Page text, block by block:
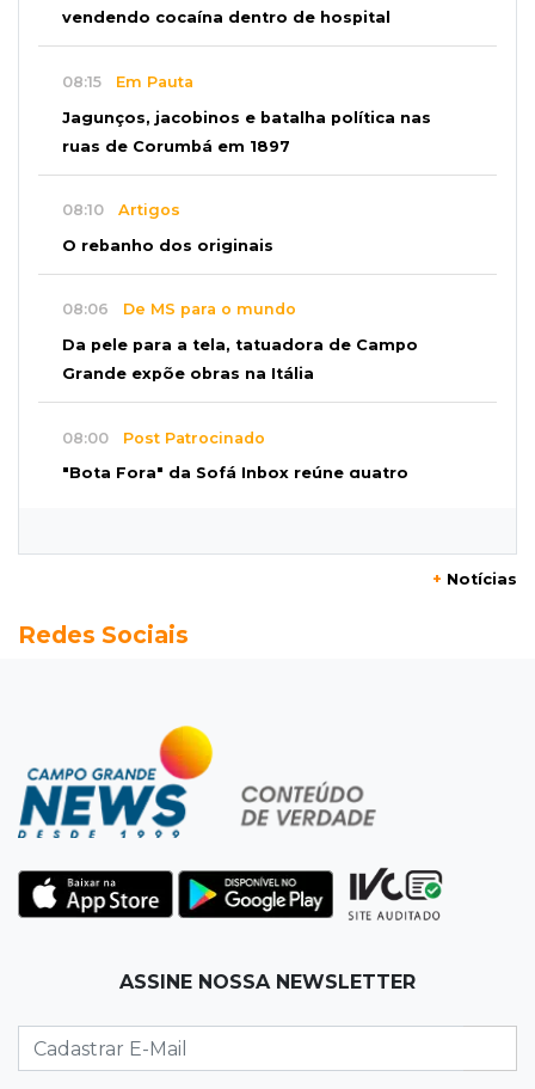
vendendo cocaína dentro de hospital
08:15 Em Pauta
Jagunços, jacobinos e batalha política nas
ruas de Corumbá em 1897
08:10 Artigos
O rebanho dos originais
08:06 De MS para o mundo
Da pele para a tela, tatuadora de Campo
Grande expõe obras na Itália
08:00 Post Patrocinado
"Bota Fora" da Sofá Inbox reúne quatro
passeio campo-grandense
Torneio de futsal abre 34ª edição com quatro
jogos neste sábado
07:48Pele Vermelha, Corona, Valley...
imaginação de Scalise
Agosto no Bosque reúne esporte, cultura e
+ Notícias
Redes Sociais
ASSINE NOSSA NEWSLETTER